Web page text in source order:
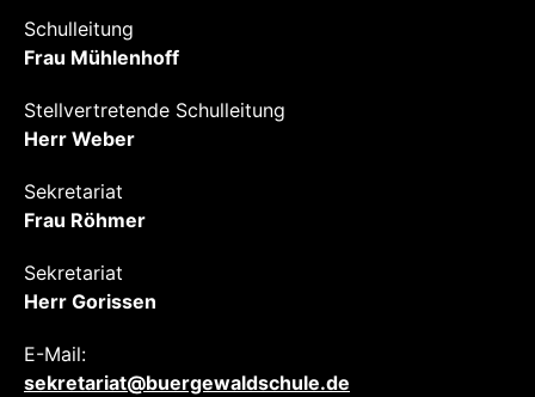
Schulleitung
Frau Mühlenhoff
Stellvertretende Schulleitung
Herr Weber
Sekretariat
Frau Röhmer
Sekretariat
Herr Gorissen
E-Mail:
sekretariat@buergewaldschule.de